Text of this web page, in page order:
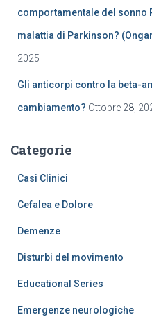
comportamentale del sonno
malattia di Parkinson?
2025
Gli anticorpi contro la beta-
cambiamento? Ottobre 28,
Categorie
Casi Clinici
Cefalea e Dolore
Demenze
Disturbi del movimento
Educational Series
Emergenze neurologiche